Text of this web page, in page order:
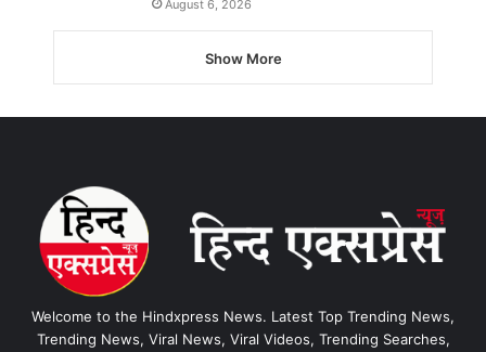
August 6, 2026
Show More
Welcome to the Hindxpress News. Latest Top Trending News,
Trending News, Viral News, Viral Videos, Trending Searches,